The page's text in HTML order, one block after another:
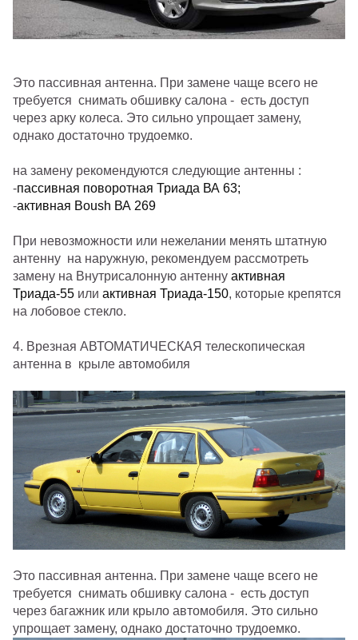
Это пассивная антенна. При замене чаще всего не
требуется снимать обшивку салона - есть доступ
через арку колеса. Это сильно упрощает замену,
однако достаточно трудоемко.
на замену рекомендуются следующие антенны :
-пассивная поворотная Триада ВА 63;
-активная Boush ВА 269
При невозможности или нежелании менять штатную
антенну на наружную, рекомендуем рассмотреть
замену на Внутрисалонную антенну активная
Триада-55 или активная Триада-150, которые крепятся
на лобовое стекло.
4. Врезная АВТОМАТИЧЕСКАЯ телескопическая
антенна в крыле автомобиля
Это пассивная антенна. При замене чаще всего не
требуется снимать обшивку салона - есть доступ
через багажник или крыло автомобиля. Это сильно
упрощает замену, однако достаточно трудоемко.